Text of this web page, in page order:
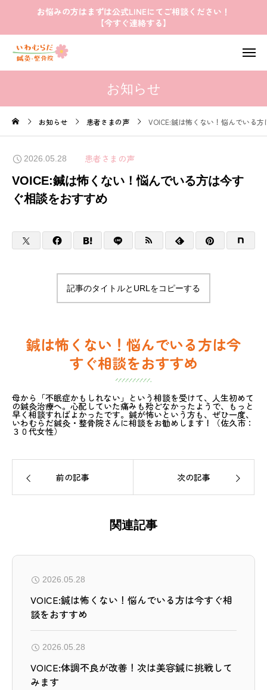
お悩みの方はまずは公式LINEにてご相談ください！
【今すぐ連絡する】
お知らせ
お知らせ 患者さまの声 VOICE:鍼は怖くない！悩んでいる
2026.05.28 患者さまの声
VOICE:鍼は怖くない！悩んでいる方は今す
ぐ相談をおすすめ
記事のタイトルとURLをコピーする
鍼は怖くない！悩んでいる方は今
すぐ相談をおすすめ
母から「不眠症かもしれない」という相談を受けて、人生初めて
の鍼灸治療へ。心配していた痛みも殆どなかったようで、もっと
早く相談すればよかったです。鍼が怖いという方も、ぜひ一度、
いわむらだ鍼灸・整骨院さんに相談をお勧めします！（佐久市：
３０代女性）
前の記事 次の記事
関連記事
2026.05.28
VOICE:鍼は怖くない！悩んでいる方は今すぐ相
談をおすすめ
2026.05.28
VOICE:体調不良が改善！次は美容鍼に挑戦して
みます